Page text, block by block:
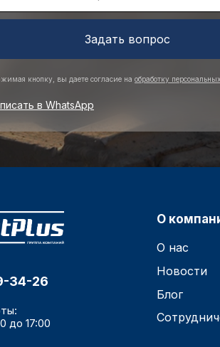
Задать вопрос
кнопку, вы даете согласие на обработку
в WhatsApp
34-26
до 17:00
О
О нас
Новости
Блог